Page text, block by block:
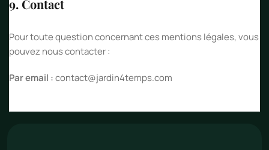
9. Contact
Pour toute question concernant ces mentions légales, vous
pouvez nous contacter :
Par email :contact@jardin4temps.com